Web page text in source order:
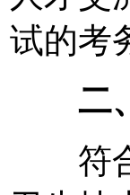
试的考
二
符合